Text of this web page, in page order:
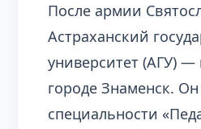
После армии
Астраханский
университет (АГУ) —
городе Знаменск.
специальности